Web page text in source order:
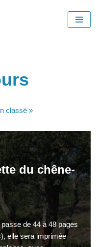
classé »
du chêne-
de 44 à 48 pages
elle sera imprimée